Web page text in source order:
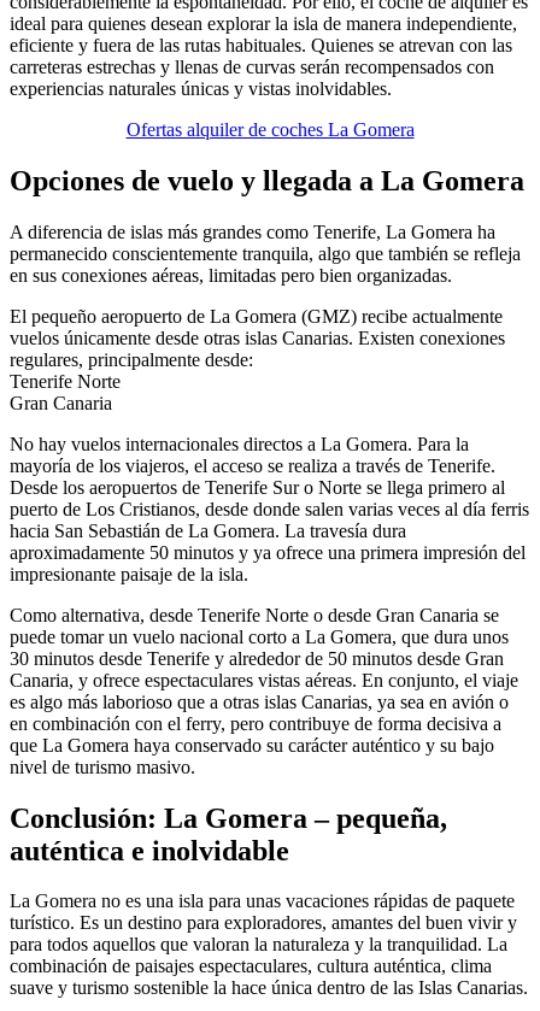
ideal para quienes desean explorar la isla de manera independiente,
eficiente y fuera de las rutas habituales. Quienes se atrevan con las
carreteras estrechas y llenas de curvas serán recompensados con
experiencias naturales únicas y vistas inolvidables.
Ofertas alquiler de coches La Gomera
Opciones de vuelo y llegada a La Gomera
A diferencia de islas más grandes como Tenerife, La Gomera ha
permanecido conscientemente tranquila, algo que también se refleja
en sus conexiones aéreas, limitadas pero bien organizadas.
El pequeño aeropuerto de La Gomera (GMZ) recibe actualmente
vuelos únicamente desde otras islas Canarias. Existen conexiones
regulares, principalmente desde:
Tenerife Norte
Gran Canaria
No hay vuelos internacionales directos a La Gomera. Para la
mayoría de los viajeros, el acceso se realiza a través de Tenerife.
Desde los aeropuertos de Tenerife Sur o Norte se llega primero al
puerto de Los Cristianos, desde donde salen varias veces al día ferris
hacia San Sebastián de La Gomera. La travesía dura
aproximadamente 50 minutos y ya ofrece una primera impresión del
impresionante paisaje de la isla.
Como alternativa, desde Tenerife Norte o desde Gran Canaria se
puede tomar un vuelo nacional corto a La Gomera, que dura unos
30 minutos desde Tenerife y alrededor de 50 minutos desde Gran
Canaria, y ofrece espectaculares vistas aéreas. En conjunto, el viaje
es algo más laborioso que a otras islas Canarias, ya sea en avión o
en combinación con el ferry, pero contribuye de forma decisiva a
que La Gomera haya conservado su carácter auténtico y su bajo
nivel de turismo masivo.
Conclusión: La Gomera – pequeña,
auténtica e inolvidable
La Gomera no es una isla para unas vacaciones rápidas de paquete
turístico. Es un destino para exploradores, amantes del buen vivir y
para todos aquellos que valoran la naturaleza y la tranquilidad. La
combinación de paisajes espectaculares, cultura auténtica, clima
suave y turismo sostenible la hace única dentro de las Islas Canarias.